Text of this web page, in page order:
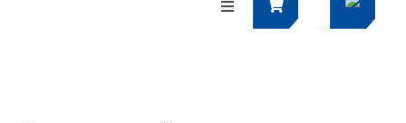
Navigation